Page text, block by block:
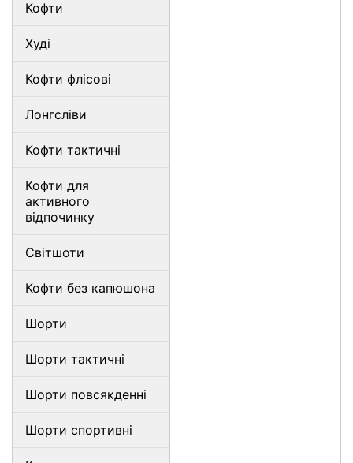
Кофти
Худі
Кофти флісові
Лонгсліви
Кофти тактичні
Кофти для
активного
відпочинку
Світшоти
Кофти без капюшона
Шорти
Шорти тактичні
Шорти повсякденні
Шорти спортивні